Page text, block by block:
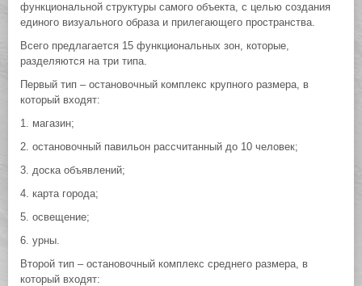
функциональной структуры самого объекта, с целью создания
единого визуального образа и прилегающего пространства.
Всего предлагается 15 функциональных зон, которые,
разделяются на три типа.
Первый тип ‒ остановочный комплекс крупного размера, в
который входят:
1. магазин;
2. остановочный павильон рассчитанный до 10 человек;
3. доска объявлений;
4. карта города;
5. освещение;
6. урны.
Второй тип ‒ остановочный комплекс среднего размера, в
который входят: